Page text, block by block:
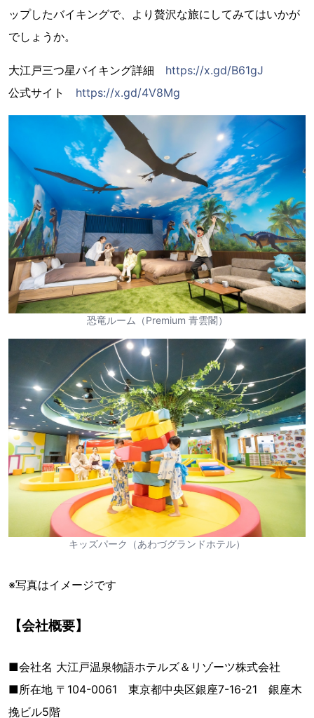
ップしたバイキングで、より贅沢な旅にしてみてはいかが
でしょうか。
大江戸三つ星バイキング詳細 https://x.gd/B61gJ
公式サイト https://x.gd/4V8Mg
恐竜ルーム（Premium 青雲閣）
キッズパーク（あわづグランドホテル）
※写真はイメージです
【会社概要】
■会社名 大江戸温泉物語ホテルズ＆リゾーツ株式会社
■所在地 〒104-0061 東京都中央区銀座7-16-21 銀座木
挽ビル5階